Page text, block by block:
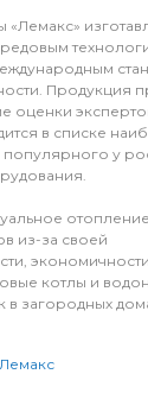
«Лемакс»
Продукция
оценки
в списке
у
из-за своей
котлы и
в загородных